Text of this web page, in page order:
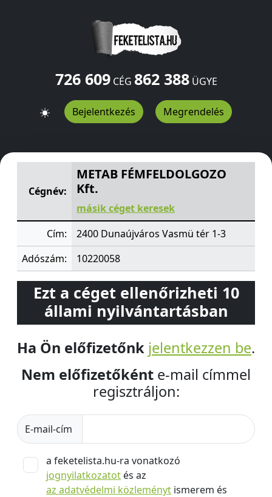
726 609CÉG 862 388ÜGYE
Bejelentkezés Megrendelés
METAB FÉMFELDOLGOZO Kft.Vasmü tér 1-3
Cégnév:
METAB FÉMFELDOLGOZO
Kft.
másik céget keresek
Cím:
2400 Dunaújváros Vasmü tér 1-3
Adószám:
10220058
Ezt a céget ellenőrizheti 10
állami nyilvántartásban
Ha Ön előfizetőnk jelentkezzen be.
Nem előfizetőként e-mail címmel
regisztráljon:
E-mail-cím
a feketelista.hu-ra vonatkozó
jognyilatkozatot és az
az adatvédelmi közleményt ismerem és